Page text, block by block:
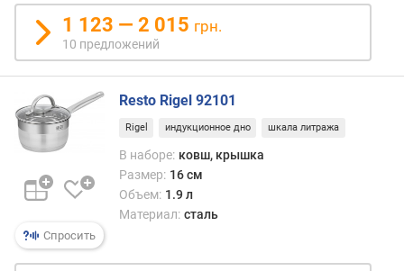
т
е
д
о
а
в
н
и
п
1 123 — 2 015 грн.
10 предложений
Спросить
Resto Rigel 92101
Rigel индукционное дно шкала литража
В наборе: ковш, крышка
Размер: 16 см
Объем: 1.9 л
Материал: сталь